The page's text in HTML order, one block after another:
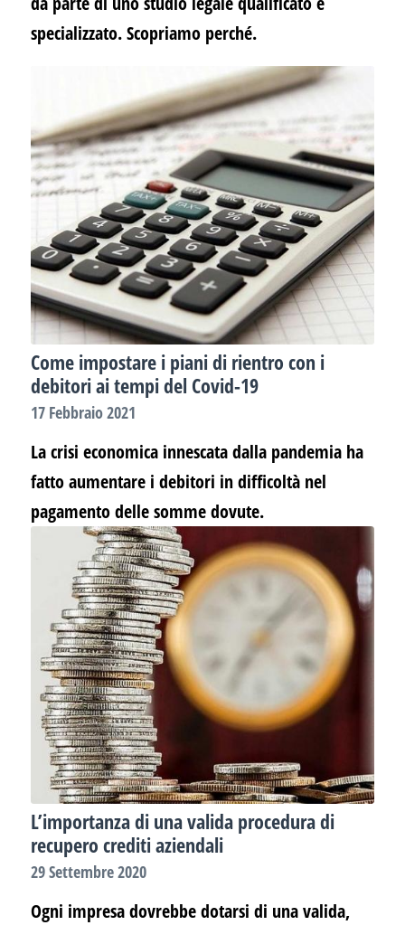
specializzato. Scopriamo perché.
Come impostare i piani di rientro con i
debitori ai tempi del Covid-19
17 Febbraio 2021
La crisi economica innescata dalla pandemia ha
fatto aumentare i debitori in difficoltà nel
pagamento delle somme dovute.
L’importanza di una valida procedura di
recupero crediti aziendali
29 Settembre 2020
Ogni impresa dovrebbe dotarsi di una valida,